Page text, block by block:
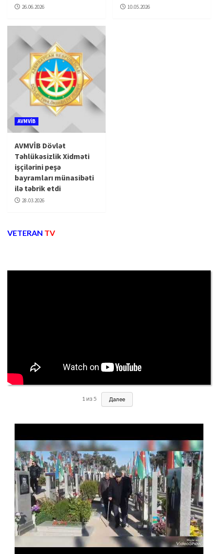
26.06.2026 10.05.2026
AVMVİB
AVMVİB Dövlət
Təhlükəsizlik Xidməti
işçilərini peşə
bayramları münasibəti
ilə təbrik etdi
28.03.2026
VETERAN TV
1 из5 Далее